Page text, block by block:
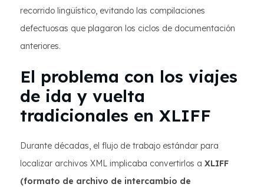
recorrido lingüístico, evitando las compilaciones
defectuosas que plagaron los ciclos de documentación
anteriores.
El problema con los viajes
de ida y vuelta
tradicionales en XLIFF
Durante décadas, el flujo de trabajo estándar para
localizar archivos XML implicaba convertirlos a XLIFF
(formato de archivo de intercambio de